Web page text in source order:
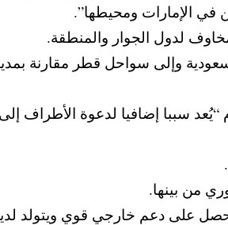
في الإمارات ومحيطها”.
لدول الجوار والمنطقة.
وإلى سواحل قطر مقارنة
“يُعد سببا إضافيا لدعوة الأطراف
من بينها.
على دعم خارجي قوي ويتولد